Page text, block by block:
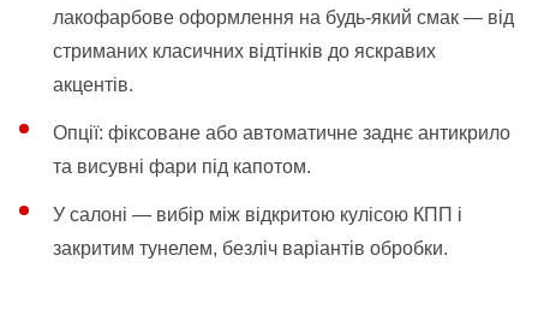
лакофарбове оформлення на будь-який смак — від
стриманих класичних відтінків до яскравих
акцентів.
Опції: фіксоване або автоматичне заднє антикрило
та висувні фари під капотом.
У салоні — вибір між відкритою кулісою КПП і
закритим тунелем, безліч варіантів обробки.